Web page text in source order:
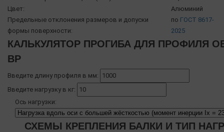
Цвет:
Алюминий
Предельные отклонения размеров и допуски
формы поверхности:
по ГОСТ 8617-
2025
КАЛЬКУЛЯТОР ПРОГИБА ДЛЯ ПРОФИЛЯ
BP
Введите длину профиля в мм:
Введите нагрузку в кг:
Ось нагрузки:
СХЕМЫ КРЕПЛЕНИЯ БАЛКИ И ТИП